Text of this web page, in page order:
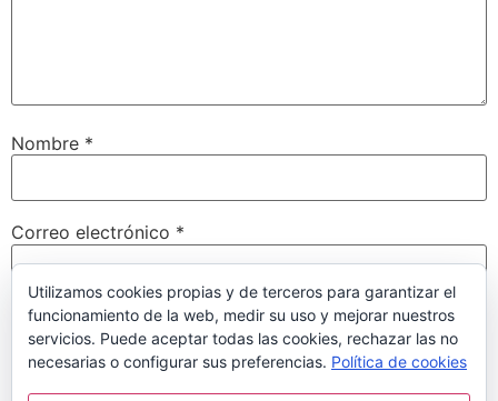
Nombre *
Correo electrónico *
Web
Utilizamos cookies propias y de terceros para garantizar el
funcionamiento de la web, medir su uso y mejorar nuestros
servicios. Puede aceptar todas las cookies, rechazar las no
necesarias o configurar sus preferencias. Política de cookies